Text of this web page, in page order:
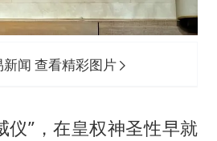
闻 查看精彩图片
仪”，在皇权神圣性早就